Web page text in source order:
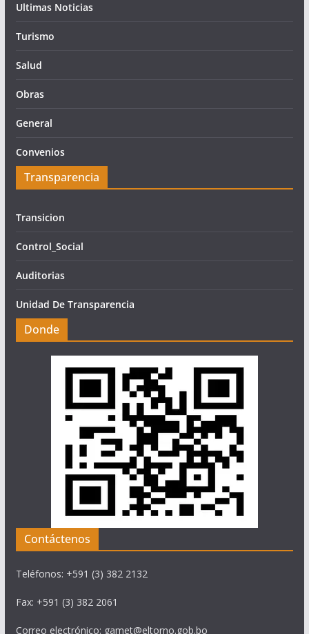
Ultimas Noticias
Turismo
Salud
Obras
General
Convenios
Transparencia
Transicion
Control_Social
Auditorias
Unidad De Transparencia
Donde
Contáctenos
Teléfonos: +591 (3) 382 2132
Fax: +591 (3) 382 2061
Correo electrónico: gamet@eltorno.gob.bo